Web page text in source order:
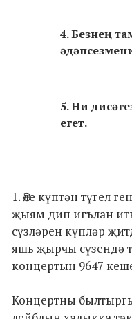
4. Безнең
5. Ни
егет.
1. Әле күптән түгел
җыям дип игълан
сүзләрен күпләр
яшь җырчы сүзендә
концертын 9647
Концертны